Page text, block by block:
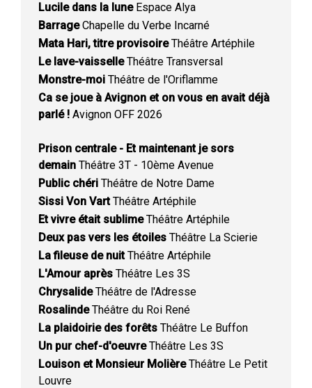
Lucile dans la luneEspace Alya
BarrageChapelle du Verbe Incarné
Mata Hari, titre provisoireThéâtre Artéphile
Le lave-vaisselleThéâtre Transversal
Monstre-moi Théâtre de l'Oriflamme
Ca se joue à Avignon et on vous en avait déjà
parlé ! Avignon OFF 2026
Prison centrale - Et maintenant je sors
demain Théâtre 3T - 10ème Avenue
Public chéri Théâtre de Notre Dame
Sissi Von VartThéâtre Artéphile
Et vivre était sublimeThéâtre Artéphile
Deux pas vers les étoiles Théâtre La Scierie
La fileuse de nuitThéâtre Artéphile
L'Amour après Théâtre Les 3S
ChrysalideThéâtre de l'Adresse
RosalindeThéâtre du Roi René
La plaidoirie des forêts Théâtre Le Buffon
Un pur chef-d'oeuvreThéâtre Les 3S
Louison et Monsieur MolièreThéâtre Le Petit
Louvre